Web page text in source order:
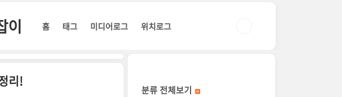
이 홈 태그 미디어로그 위치로그
리!
분류 전체보기